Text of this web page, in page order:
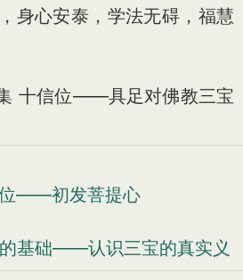
心安泰，学法无碍，福慧
十信位——具足对佛教三宝
——初发菩提心
基础——认识三宝的真实义